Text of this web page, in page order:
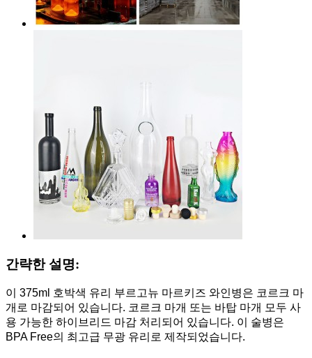
간략한 설명:
이 375ml 호박색 유리 부르고뉴 마르키즈 와인병은 코르크 마
개로 마감되어 있습니다. 코르크 마개 또는 바탑 마개 모두 사
용 가능한 하이브리드 마감 처리되어 있습니다. 이 술병은
BPA Free의 최고급 무광 유리로 제작되었습니다.